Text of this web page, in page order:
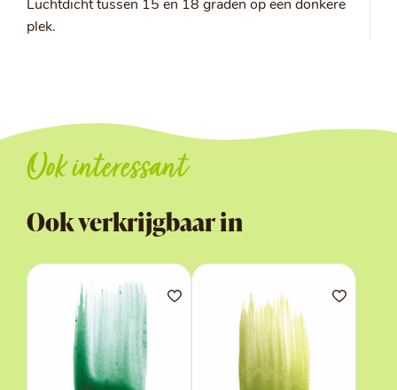
Luchtdicht tussen 15 en 18 graden op een donkere
plek.
Ook interessant
Ook verkrijgbaar in